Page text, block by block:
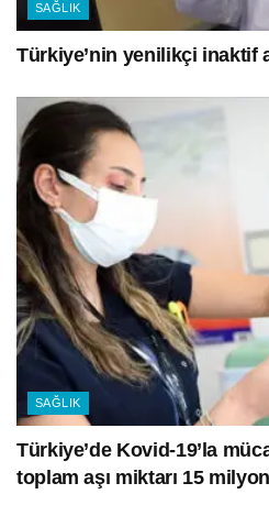
SAĞLIK
Türkiye’nin yenilikçi inaktif
SAĞLIK
Türkiye’de Kovid-19’la
toplam aşı miktarı 15